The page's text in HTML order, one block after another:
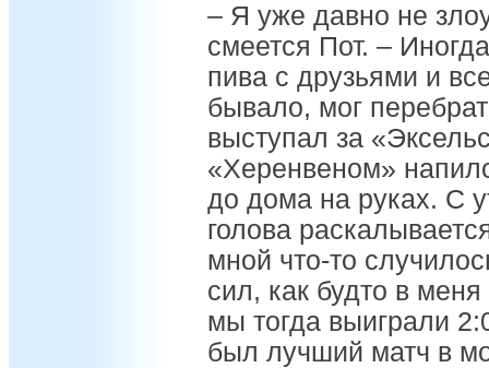
– Я уже давно не
смеется Пот. –
пива с друзьями и
бывало, мог
выступал за
«Херенвеном»
до дома на руках. С
голова
мной что-то
сил, как будто в
мы тогда выиграли
был лучший матч в